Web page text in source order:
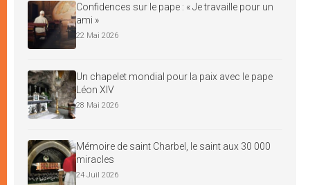
Confidences sur le pape : « Je travaille pour un
ami »
22 Mai 2026
Un chapelet mondial pour la paix avec le pape
Léon XIV
28 Mai 2026
Mémoire de saint Charbel, le saint aux 30 000
miracles
24 Juil 2026